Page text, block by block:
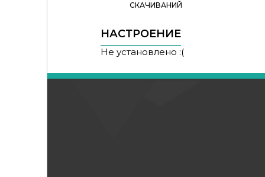
СКАЧИВАНИЙ
НАСТРОЕНИЕ
Не установлено :(